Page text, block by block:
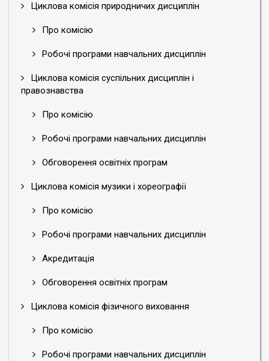
Циклова комісія природничих дисциплін
Про комісію
Робочі програми навчальних дисциплін
Циклова комісія суспільних дисциплін і
правознавства
Про комісію
Робочі програми навчальних дисциплін
Обговорення освітніх програм
Циклова комісія музики і хореографії
Про комісію
Робочі програми навчальних дисциплін
Акредитація
Обговорення освітніх програм
Циклова комісія фізичного виховання
Про комісію
Робочі програми навчальних дисциплін